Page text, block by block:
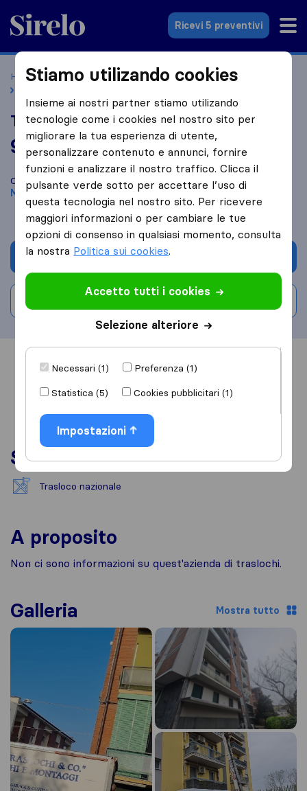
Sirelo.it
Ricevi 5 preventivi
Home Le 10 migliori aziende di traslochi in Italia
Traslochi Menna
9,8 basato su 175
recensioni di Sirelo e Google
i
Confronta Traslochi Menna con altre aziende di traslochi
Modena
Chiedi preventivo
Informazioni Recensioni
Servizi
Trasloco nazionale
A proposito
Non ci sono informazioni su quest'azienda di traslochi.
Galleria Mostra tutto
Stiamo utilizando cookies
Insieme ai nostri partner stiamo utilizando
tecnologie come i cookies nel nostro sito per
migliorare la tua esperienza di utente,
personalizzare contenuto e annunci, fornire
funzioni e analizzare il nostro traffico. Clicca il
pulsante verde sotto per accettare l’uso di
questa tecnologia nel nostro sito. Per ricevere
maggiori informazioni o per cambiare le tue
opzioni di consenso in qualsiasi momento, consulta
la nostra Politica sui cookies.
Accetto tutti i cookies
Selezione alteriore
Necessari (1)
Preferenza (1)
Statistica (5)
Cookies pubblicitari (1)
Impostazioni